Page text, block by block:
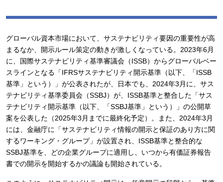
グローバル資本市場において、サステナビリティ要因の重要性が高
まるなか、開示ルール策定の動きが激しくなっている。2023年6月
に、国際サステナビリティ基準審議会（ISSB）からグローバルベー
スラインとなる「IFRSサステナビリティ開示基準（以下、「ISSB
基準」という）」が公表されたが、日本でも、2024年3月に、サス
テナビリティ基準委員会（SSBJ）が、ISSB基準と整合した「サス
テナビリティ開示基準（以下、「SSBJ基準」という）」の公開草
案を公表した（2025年3月までに最終化予定）。また、2024年3月
には、金融庁に「サステナビリティ情報の開示と保証のあり方に関
するワーキング・グループ」が設置され、ISSB基準と整合的な
SSBJ基準を、どの企業グループに適用し、いつから有価証券報告
書での開示を開始するかの議論も開始されている。